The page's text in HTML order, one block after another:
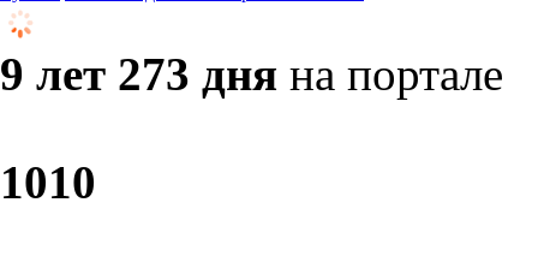
9 лет 273 дня на портале
1010